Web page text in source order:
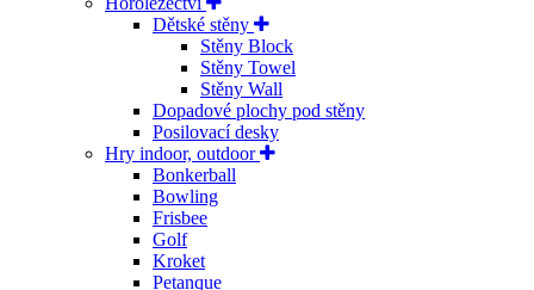
Dětské stěny
Stěny Block
Stěny Towel
Stěny Wall
Dopadové plochy pod stěny
Posilovací desky
Hry indoor, outdoor
Bonkerball
Bowling
Frisbee
Golf
Kroket
Petanque